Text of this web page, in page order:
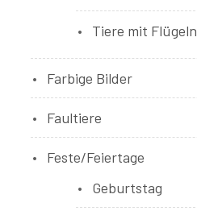
Tiere mit Flügeln
Farbige Bilder
Faultiere
Feste/Feiertage
Geburtstag